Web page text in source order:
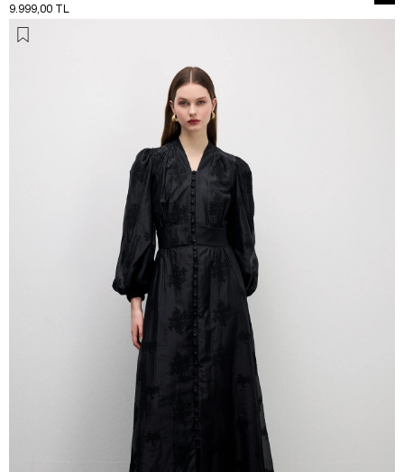
9.999,00 TL